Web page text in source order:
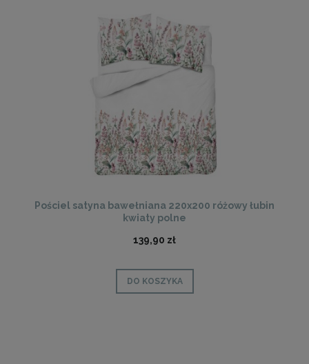
Pościel satyna bawełniana 220x200 różowy łubin
kwiaty polne
139,90 zł
DO KOSZYKA